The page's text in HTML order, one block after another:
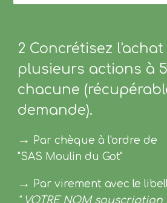
2 Concrétisez
plusieurs actions à
chacune
demande).
→
Par chèque à l'ordre de
"SAS Moulin du Got"
→
Par virement avec le
" VOTRE NOM souscription